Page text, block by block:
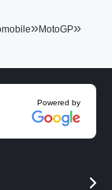
»MotoGP»
Powered by